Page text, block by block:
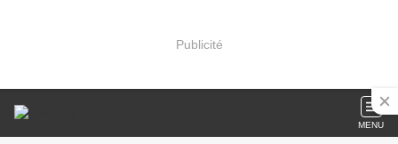
Publicité
MENU